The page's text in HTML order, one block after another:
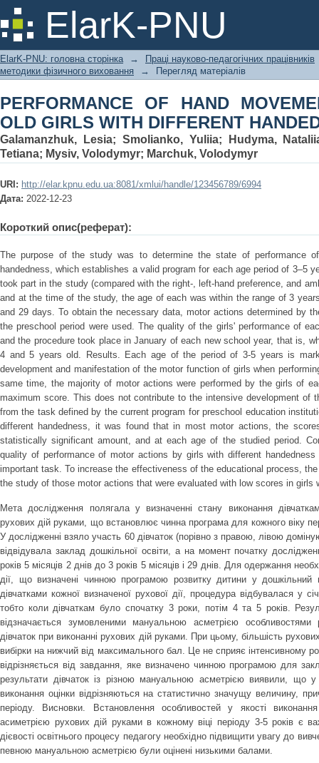
ElarK-PNU
PERFORMANCE OF HAND
DIFFERENT HANDEDNESS
ElarK-PNU: головна сторінка →
Праці науково-педагогічних працівників
методики фізичного виховання
→ Перегляд матеріалів
PERFORMANCE OF HAND
OLD GIRLS WITH DIFFERENT
Galamanzhuk, Lesia; Smolianko, Yuliia;
Hudyma,
Tetiana; Mysiv, Volodymyr; Marchuk, Volodymyr
URI: http://elar.kpnu.edu.ua:8081/xmlui/handle/123456789/6994
Дата: 2022-12-23
Короткий опис(реферат):
The purpose of the study was to determine the state of performance
handedness, which establishes a valid program for each age period of 3–5
took part in the study (compared with the right-, left-hand preference, and
and at the time of the study, the age of each was within the range of 3
and 29 days. To obtain the necessary data, motor actions determined by
the preschool period were used. The quality of the girls' performance of
and the procedure took place in January of each new school year, that is,
4 and 5 years old. Results. Each age of the period of 3-5 years is
development and manifestation of the motor function of girls when
same time, the majority of motor actions were performed by the girls of
maximum score. This does not contribute to the intensive development of
from the task defined by the current program for preschool education
different handedness, it was found that in most motor actions, the
statistically significant amount, and at each age of the studied period.
quality of performance of motor actions by girls with different
important task. To increase the effectiveness of the educational process,
the study of those motor actions that were evaluated with low scores in girls
Мета дослідження полягала у визначенні стану виконання
рухових дій руками, що встановлює чинна програма для кожного віку
У дослідженні взяло участь 60 дівчаток (порівно з правою, лівою
відвідувала заклад дошкільної освіти, а на момент початку
років 5 місяців 2 днів до 3 років 5 місяців і 29 днів. Для одержання
дії, що визначені чинною програмою розвитку дитини у дошкільний
дівчатками кожної визначеної рухової дії, процедура відбувалася у
тобто коли дівчаткам було спочатку 3 роки, потім 4 та 5 років.
відзначається зумовленими мануальною асметрією особливостями
дівчаток при виконанні рухових дій руками. При цьому, більшість
вибірки на нижчий від максимального бал. Це не сприяє інтенсивному
відрізняється від завдання, яке визначено чинною програмою для
результати дівчаток із різною мануальною асметрією виявили, що
виконання оцінки відрізняються на статистично значущу величину,
періоду. Висновки. Встановлення особливостей у якості
асиметрією рухових дій руками в кожному віці періоду 3-5 років є
дієвості освітнього процесу педагогу необхідно підвищити увагу до
певною мануальною асметрією були оцінені низькими балами.